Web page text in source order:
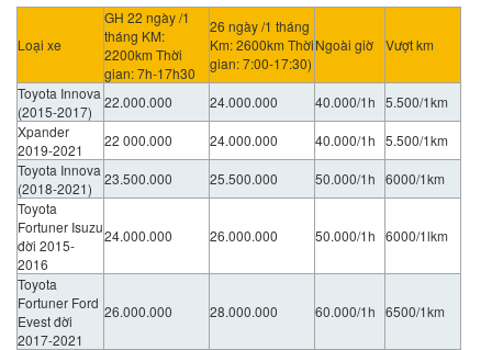
Loại xe
GH 22 ngày /1
tháng KM:
2200km Thời
gian: 7h-17h30
26 ngày /1 tháng
Km: 2600km Thời
gian: 7:00-17:30)
Ngoài giờ Vượt km
Toyota Innova
(2015-2017)
22.000.000 24.000.000 40.000/1h 5.500/1km
Xpander
2019-2021
22 000.000 24.000.000 40.000/1h 5.500/1km
Toyota Innova
(2018-2021)
23.500.000 25.500.000 50.000/1h 6000/1km
Toyota
Fortuner Isuzu
đời 2015-
2016
24.000.000 26.000.000 50.000/1h 6000/1lkm
Toyota
Fortuner Ford
Evest đời
2017-2021
26.000.000 28.000.000 60.000/1h 6500/1km